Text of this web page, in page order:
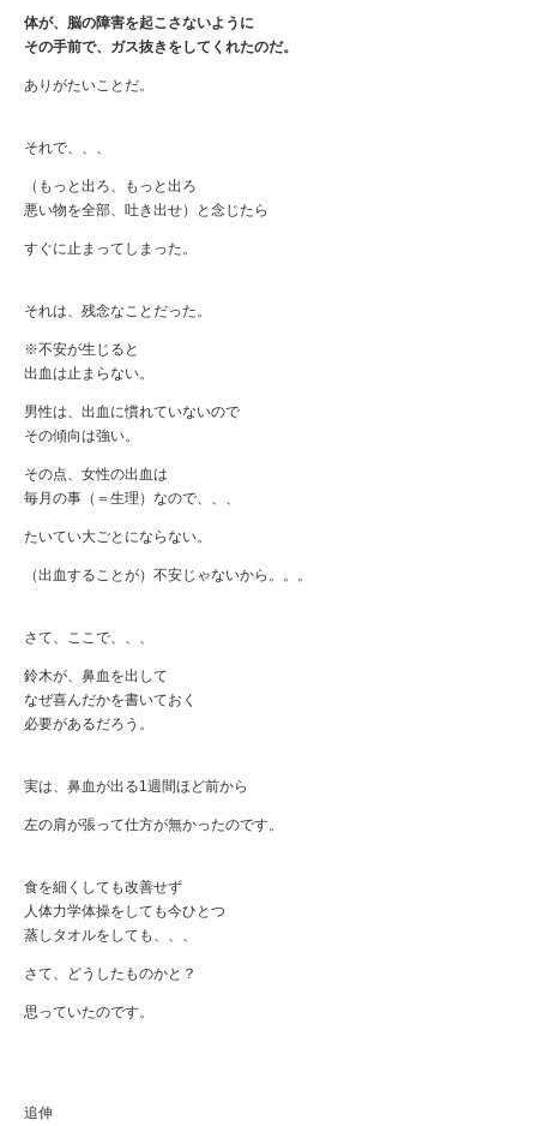
体が、脳の障害を起こさないように
その手前で、ガス抜きをしてくれたのだ。
ありがたいことだ。
それで、、、
（もっと出ろ、もっと出ろ
悪い物を全部、吐き出せ）と念じたら
すぐに止まってしまった。
それは、残念なことだった。
※不安が生じると
出血は止まらない。
男性は、出血に慣れていないので
その傾向は強い。
その点、女性の出血は
毎月の事（＝生理）なので、、、
たいてい大ごとにならない。
（出血することが）不安じゃないから。。。
さて、ここで、、、
鈴木が、鼻血を出して
なぜ喜んだかを書いておく
必要があるだろう。
実は、鼻血が出る1週間ほど前から
左の肩が張って仕方が無かったのです。
食を細くしても改善せず
人体力学体操をしても今ひとつ
蒸しタオルをしても、、、
さて、どうしたものかと？
思っていたのです。
追伸